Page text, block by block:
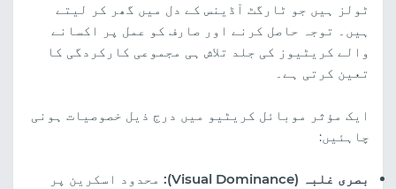
ٹولز ہیں جو ٹارگٹ آڈینس کے دل میں گھر کر لیتے
ہیں۔ توجہ حاصل کرنے اور صارف کو عمل پر اکسانے
والے کریٹیوز کی جلد تلاش ہی مجموعی کارکردگی کا
تعین کرتی ہے۔
ایک مؤثر موبائل کریٹیو میں درج ذیل خصوصیات ہونی
چاہئیں:
بصری غلبہ (Visual Dominance):
محدود اسکرین پر